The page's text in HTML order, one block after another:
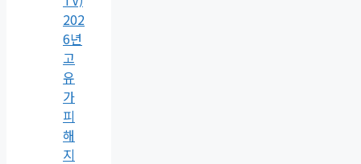
202
6년
고
유
가
피
해
지